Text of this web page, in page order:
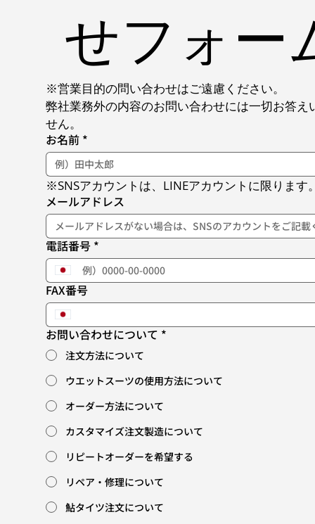
せフォー
※営業目的の問い合わせはご遠慮ください。
弊社業務外の内容のお問い合わせには一切お答え
せん。
お名前 *
※SNSアカウントは、LINEアカウントに限ります
メールアドレス
電話番号 *
FAX番号
お問い合わせについて *
注文方法について
ウエットスーツの使用方法について
オーダー方法について
カスタマイズ注文製造について
リピートオーダーを希望する
リペア・修理について
鮎タイツ注文について